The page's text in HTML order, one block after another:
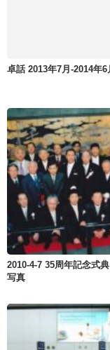
卓話 2013年7月-2014年6
2010-4-7 35周年記念式
写真